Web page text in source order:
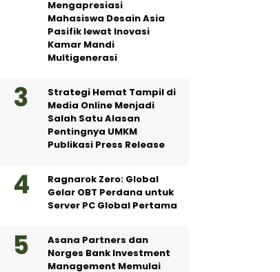
Mengapresiasi
Mahasiswa Desain Asia
Pasifik lewat Inovasi
Kamar Mandi
Multigenerasi
Strategi Hemat Tampil di
Media Online Menjadi
Salah Satu Alasan
Pentingnya UMKM
Publikasi Press Release
Ragnarok Zero: Global
Gelar OBT Perdana untuk
Server PC Global Pertama
Asana Partners dan
Norges Bank Investment
Management Memulai